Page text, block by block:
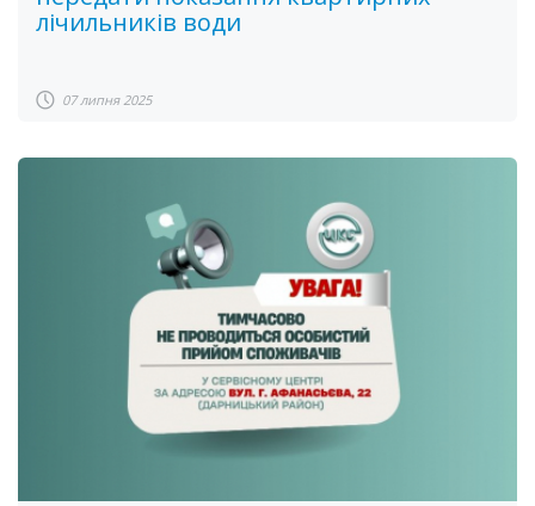
лічильників води
07 липня 2025